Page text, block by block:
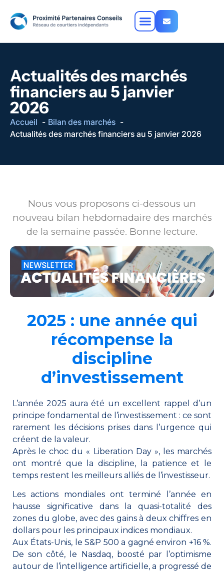
Actualités des marchés
financiers au 5 janvier
2026
Accueil
Bilan des marchés
Actualités des marchés financiers au 5 janvier 2026
Nous vous proposons ci-dessous un
nouveau bilan hebdomadaire des marchés
de la semaine passée. Bonne lecture.
2025 : une année qui
récompense la
discipline
d’investissement
L’année 2025 aura été un excellent rappel d’un
principe fondamental de l’investissement : ce sont
rarement les décisions prises dans l’urgence qui
créent de la valeur.
Après le choc du « Liberation Day », les marchés
ont montré que la discipline, la patience et le
temps restent les meilleurs alliés de l’investisseur.
Les actions mondiales ont terminé l’année en
hausse significative dans la quasi-totalité des
zones du globe, avec des gains à deux chiffres en
dollars pour les principaux indices mondiaux.
Aux États-Unis, le S&P 500 a gagné environ +16 %.
De son côté, le Nasdaq, boosté par l’optimisme
autour de l’intelligence artificielle, a progressé de